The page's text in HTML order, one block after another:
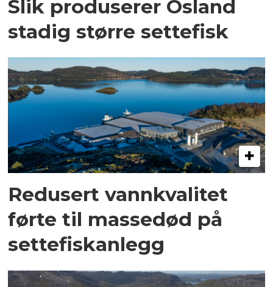
Slik produserer Osland
stadig større settefisk
Redusert vannkvalitet
førte til massedød på
settefiskanlegg